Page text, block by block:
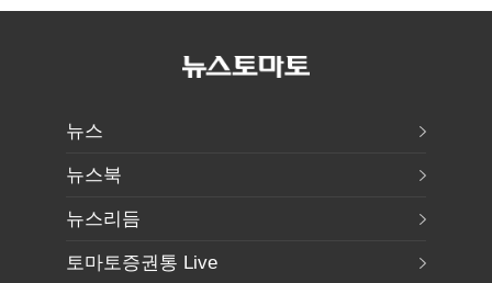
문턱 넘을까
전년비 0.2%
뉴스
뉴스북
뉴스리듬
토마토증권통 Live